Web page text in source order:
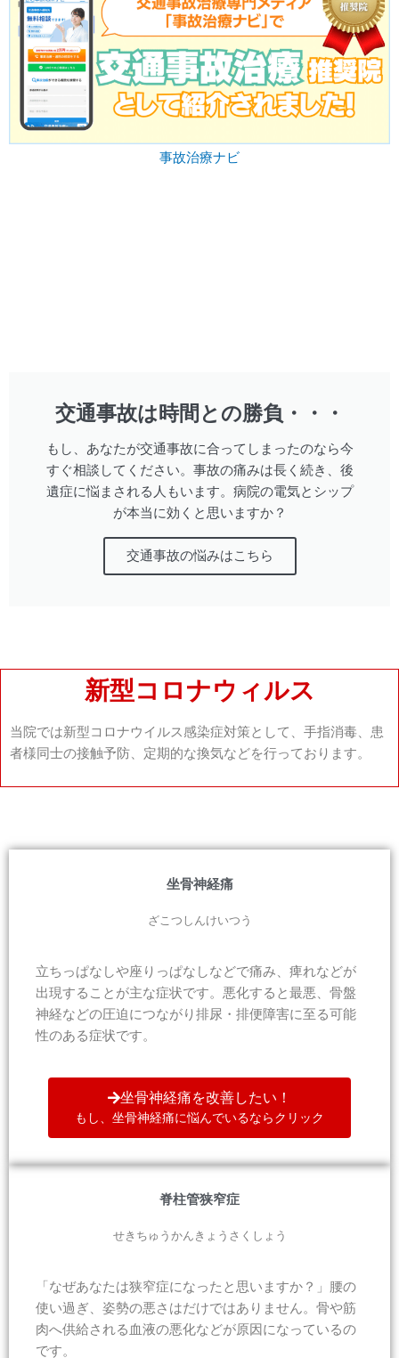
事故治療ナビ
交通事故は時間との勝負・・・
もし、あなたが交通事故に合ってしまったのなら今
すぐ相談してください。事故の痛みは長く続き、後
遺症に悩まされる人もいます。病院の電気とシップ
が本当に効くと思いますか？
交通事故の悩みはこちら
新型コロナウィルス
当院では新型コロナウイルス感染症対策として、手指消毒、患
者様同士の接触予防、定期的な換気などを行っております。
坐骨神経痛
ざこつしんけいつう
立ちっぱなしや座りっぱなしなどで痛み、痺れなどが
出現することが主な症状です。悪化すると最悪、骨盤
神経などの圧迫につながり排尿・排便障害に至る可能
性のある症状です。
坐骨神経痛を改善したい！
もし、坐骨神経痛に悩んでいるならクリック
脊柱管狭窄症
せきちゅうかんきょうさくしょう
「なぜあなたは狭窄症になったと思いますか？」腰の
使い過ぎ、姿勢の悪さはだけではありません。骨や筋
肉へ供給される血液の悪化などが原因になっているの
です。